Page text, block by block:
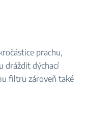
prachu,
dráždit dýchací
filtru zároveň také